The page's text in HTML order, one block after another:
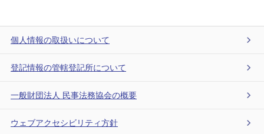
個人情報の取扱いについて
登記情報の管轄登記所について
一般財団法人 民事法務協会の概要
ウェブアクセシビリティ方針